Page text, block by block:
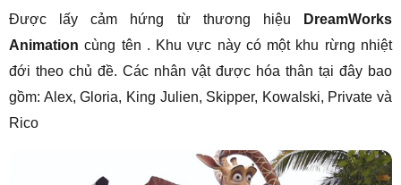
Được lấy cảm hứng từ thương hiệu
DreamWorks
Animation cùng tên . Khu vực này có một khu rừng nhiệt
đới theo chủ đề. Các nhân vật được hóa thân tại đây bao
gồm: Alex, Gloria, King Julien, Skipper, Kowalski, Private và
Rico